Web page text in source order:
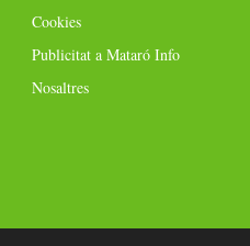
Cookies
Publicitat a Mataró Info
Nosaltres